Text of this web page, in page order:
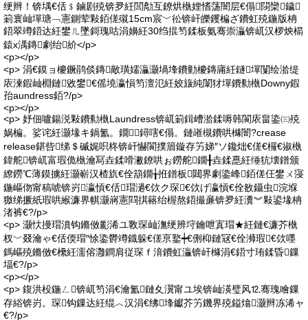
绠辫！锛堣€佸﹩鏀剧殑锛夛紝閭勪互鐐烘槸娌愭荡闇层€傝閯欒鐬
箣寰屾墠瑭﹁憲鍘荤敤銆傞殧15cm宸﹀彸锛屽皪钁楄ざ鐨虹殑鍦版柟
鍣翠竴鍣达紝鐢ㄦ墜鎶瑰咕涓嬶紝30绉掍笉鍒板氨骞崇灜锛屼汉椤炴櫤
鎱х湡鏄劇绐紒</p>
<p></p>
<p> 涓€鏌ョ櫦鐝鹃倓鏄敵璜嬬灜灏堝埄鐨勭櫦鏄庯紝鐩墠闅绘湁缇
庡湅鍜屾棩鏈敓鐢€傜墝瀛愪笉澶氾紝姣旇純闈犲墠鐨勬槸Downy鍜
孡aundress銆?/p>
<p></p>
<p> 妤佃嚧鍚涚敤鐨勬槸Laundress锛屼箣鍓嶆湁鍒嗕韩閬庡畠鍌㈢殑
娲楄。娑诧紝灏堟キ鍋氳。鐗╄鐞嗐€傝。鏈嶉槻鐨哄櫞闇?crease
release鍖呰绨＄磩娓呮柊锛屽懗閬撲篃鏇存竻娣″ソ鑱炪€傞€欏€掓槸
鍏舵锛屼富瑕佹槸瀹冩垚鍒嗗潎鐐哄ぉ鐒舵鐗╂垚鍒嗭紝缍犺壊鐠颁
繚鐒℃薄鏌擄紝灏嶄汉楂斻€佺箶鐗╁拰鐠板閮界劇鍌峰銆傞仼鐢ㄨ寖
鍦嶇伆甯稿唬锛岃瀛愩€佸瑁濄€佽ク琛€佽げ瀛愩€佺敋鑷虫浣堢
獥绨撅紙瑕哄緱濂界帺灏嶈憲閰掑簵绐楃熬鍣撮亷锛夛紝瀵︾敤鍙堟柟
渚裤€?/p>
<p> 灏忕摱瑁濆钩鏅傚彲浠ユ斁琛屾潕绠辨垨鑰呭寘瑁★紝鏈€濂芥槸
杈﹀叕瀹ゃ€佸偄瑁″悇鍌欎竴鐡躲€傞亰鐜┿€侀枊鏈冦€佺浉瑕€佽嚜
鎷嶇殑鏅傚€欙紝濡傛灉鐧肩従琛ｆ湇鐨虹灜锛屽櫞涓€鍣寸珛鍒昏鏁
堛€?/p>
<p></p>
<p> 鍑洪杸鍦ㄥ锛屼笉涓€瀹氳鏈夊瀷甯ユ埃锛屾渶璧风⒓骞瑰噲鏁
存綌锛岃。琛钩鏁达紝绲︿汉涓€绋埄钀芥竻鐖界殑鎰熻灏辫冻浠ャ
€?/p>